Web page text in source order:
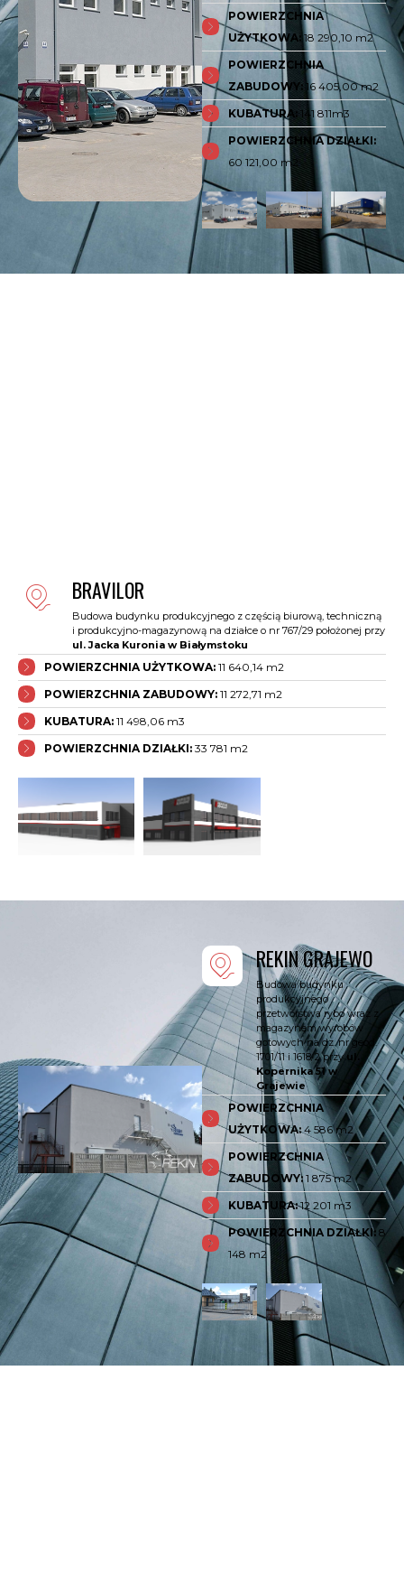
POWIERZCHNIA
UŻYTKOWA: 18 290,10 m2
POWIERZCHNIA
ZABUDOWY: 16 405,00 m2
KUBATURA:141 811m3
POWIERZCHNIA DZIAŁKI:
60 121,00 m2
BRAVILOR
Budowa budynku produkcyjnego z częścią biurową, techniczną
i produkcyjno-magazynową na działce o nr 767/29 położonej przy
ul. Jacka Kuronia w Białymstoku
POWIERZCHNIA UŻYTKOWA: 11 640,14 m2
POWIERZCHNIA ZABUDOWY: 11 272,71 m2
KUBATURA:11 498,06 m3
POWIERZCHNIA DZIAŁKI:33 781 m2
REKIN GRAJEWO
Budowa budynku
produkcyjnego
przetwórstwa rybo wraz z
magazynem wyrobów
gotowych na dz. nr geod.
1701/11 i 1618/2 przyul.
Kopernika 51 w
Grajewie
POWIERZCHNIA
UŻYTKOWA:4 586 m2
POWIERZCHNIA
ZABUDOWY: 1 875 m2
KUBATURA:12 201 m3
POWIERZCHNIA DZIAŁKI:8
148 m2